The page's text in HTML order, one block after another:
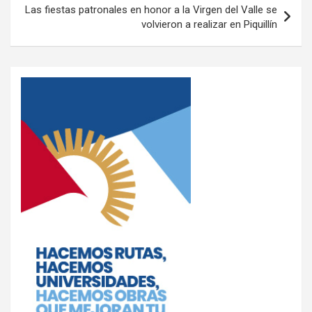
p
k
Las fiestas patronales en honor a la Virgen del Valle se
volvieron a realizar en Piquillín